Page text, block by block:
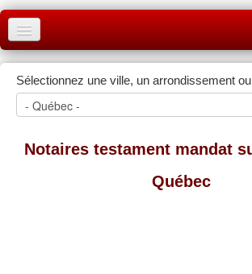
ACCUEIL
MONTRÉAL
QUÉBEC
LAVAL
Sélectionnez une ville, un arrondissement
Notaires testament mandat
Québec